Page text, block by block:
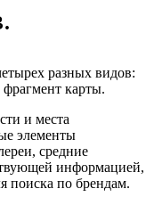
разных видов:
фрагмент карты.
и места
элементы
средние
информацией,
поиска по брендам.